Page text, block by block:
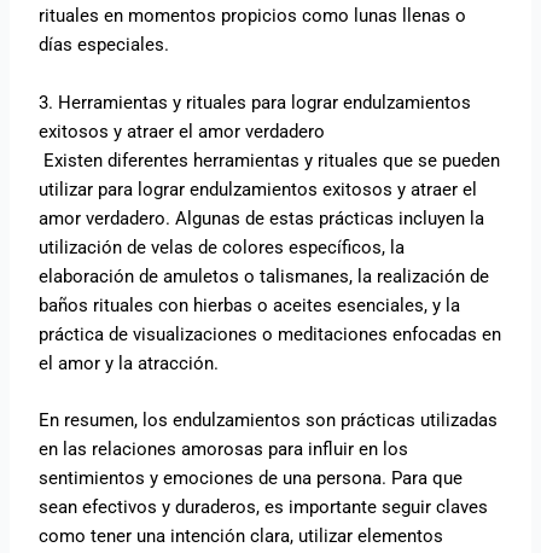
rituales en momentos propicios como lunas llenas o
días especiales.
3. Herramientas y rituales para lograr endulzamientos
exitosos y atraer el amor verdadero
Existen diferentes herramientas y rituales que se pueden
utilizar para lograr endulzamientos exitosos y atraer el
amor verdadero. Algunas de estas prácticas incluyen la
utilización de velas de colores específicos, la
elaboración de amuletos o talismanes, la realización de
baños rituales con hierbas o aceites esenciales, y la
práctica de visualizaciones o meditaciones enfocadas en
el amor y la atracción.
En resumen, los endulzamientos son prácticas utilizadas
en las relaciones amorosas para influir en los
sentimientos y emociones de una persona. Para que
sean efectivos y duraderos, es importante seguir claves
como tener una intención clara, utilizar elementos